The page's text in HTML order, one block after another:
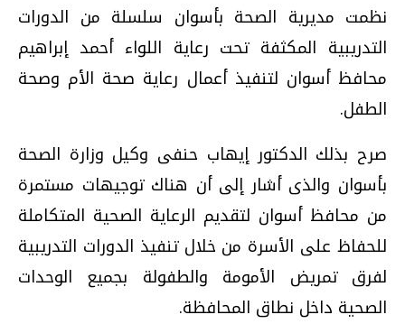
نظمت مديرية الصحة بأسوان سلسلة من الدورات
التدريبية المكثفة تحت رعاية اللواء أحمد إبراهيم
محافظ أسوان لتنفيذ أعمال رعاية صحة الأم وصحة
الطفل.
صرح بذلك الدكتور إيهاب حنفى وكيل وزارة الصحة
بأسوان والذى أشار إلى أن هناك توجيهات مستمرة
من محافظ أسوان لتقديم الرعاية الصحية المتكاملة
للحفاظ على الأسرة من خلال تنفيذ الدورات التدريبية
لفرق تمريض الأمومة والطفولة بجميع الوحدات
الصحية داخل نطاق المحافظة.